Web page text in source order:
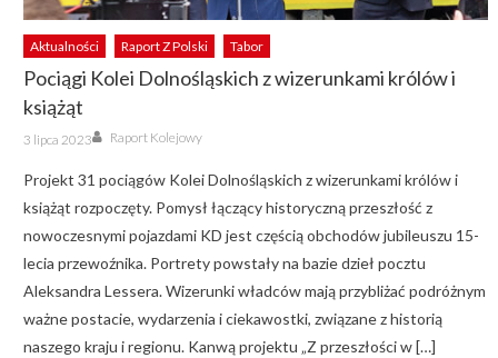
Aktualności Raport Z Polski Tabor
Pociągi Kolei Dolnośląskich z wizerunkami królów i
książąt
Posted
on
3 lipca 2023 Author
Raport Kolejowy
Projekt 31 pociągów Kolei Dolnośląskich z wizerunkami królów i
książąt rozpoczęty. Pomysł łączący historyczną przeszłość z
nowoczesnymi pojazdami KD jest częścią obchodów jubileuszu 15-
lecia przewoźnika. Portrety powstały na bazie dzieł pocztu
Aleksandra Lessera. Wizerunki władców mają przybliżać podróżnym
ważne postacie, wydarzenia i ciekawostki, związane z historią
naszego kraju i regionu. Kanwą projektu „Z przeszłości w […]